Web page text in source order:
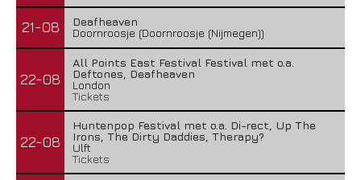
21-08
Deafheaven
Doornroosje (Doornroosje (Nijmegen))
22-08
All Points East Festival Festival met o.a.
Deftones, Deafheaven
London
Tickets
22-08
Huntenpop Festival met o.a. Di-rect, Up The
Irons, The Dirty Daddies, Therapy?
Ulft
Tickets